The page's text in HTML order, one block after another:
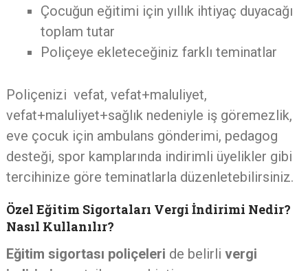
Çocuğun eğitimi için yıllık ihtiyaç duyacağı
toplam tutar
Poliçeye ekleteceğiniz farklı teminatlar
Poliçenizi vefat, vefat+maluliyet,
vefat+maluliyet+sağlık nedeniyle iş göremezlik,
eve çocuk için ambulans gönderimi, pedagog
desteği, spor kamplarında indirimli üyelikler gibi
tercihinize göre teminatlarla düzenletebilirsiniz.
Özel Eğitim Sigortaları Vergi İndirimi Nedir?
Nasıl Kullanılır?
Eğitim sigortası poliçeleri de belirli vergi